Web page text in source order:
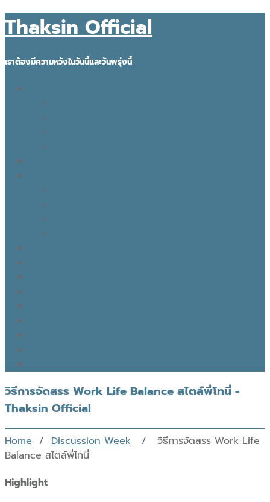
Thaksin Official
เราต้องมีความหวังในวันนี้และวันพรุ่งนี้
วิธีการจัดสรร Work Life Balance สไตล์พี่โทนี่ -
Thaksin Official
Home / Discussion Week / วิธีการจัดสรร Work Life
Balance สไตล์พี่โทนี่
Highlight